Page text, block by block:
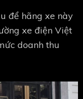
để hãng xe này
xe điện Việt
doanh thu